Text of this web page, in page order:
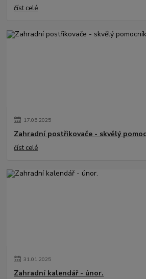
číst celé
17.05.2025
Zahradní postřikovače - skvělý
číst celé
31.01.2025
Zahradní kalendář - únor.